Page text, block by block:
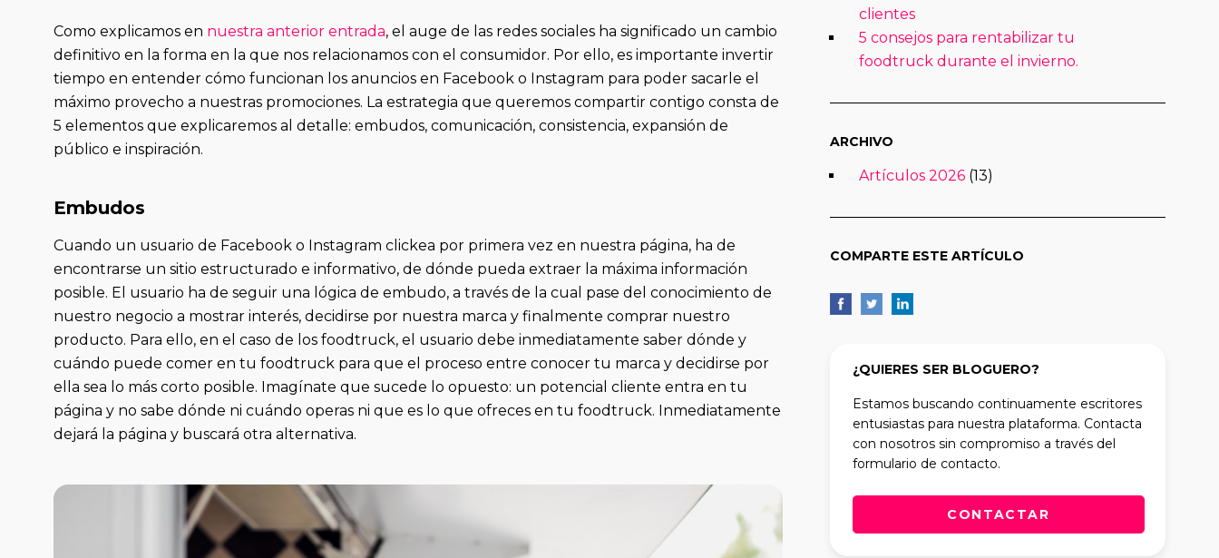
Como explicamos en nuestra anterior entrada, el auge de las redes sociales ha significado un cambio
definitivo en la forma en la que nos relacionamos con el consumidor. Por ello, es importante invertir
tiempo en entender cómo funcionan los anuncios en Facebook o Instagram para poder sacarle el
máximo provecho a nuestras promociones. La estrategia que queremos compartir contigo consta de
5 elementos que explicaremos al detalle: embudos, comunicación, consistencia, expansión de
público e inspiración.
Embudos
Cuando un usuario de Facebook o Instagram clickea por primera vez en nuestra página, ha de
encontrarse un sitio estructurado e informativo, de dónde pueda extraer la máxima información
posible. El usuario ha de seguir una lógica de embudo, a través de la cual pase del conocimiento de
nuestro negocio a mostrar interés, decidirse por nuestra marca y finalmente comprar nuestro
producto. Para ello, en el caso de los foodtruck, el usuario debe inmediatamente saber dónde y
cuándo puede comer en tu foodtruck para que el proceso entre conocer tu marca y decidirse por
ella sea lo más corto posible. Imagínate que sucede lo opuesto: un potencial cliente entra en tu
página y no sabe dónde ni cuándo operas ni que es lo que ofreces en tu foodtruck. Inmediatamente
dejará la página y buscará otra alternativa.
clientes
5 consejos para rentabilizar tu
foodtruck durante el invierno.
ARCHIVO
Artículos 2026(13)
COMPARTE ESTE ARTÍCULO
¿QUIERES SER BLOGUERO?
Estamos buscando continuamente escritores
entusiastas para nuestra plataforma. Contacta
con nosotros sin compromiso a través del
formulario de contacto.
CONTACTAR